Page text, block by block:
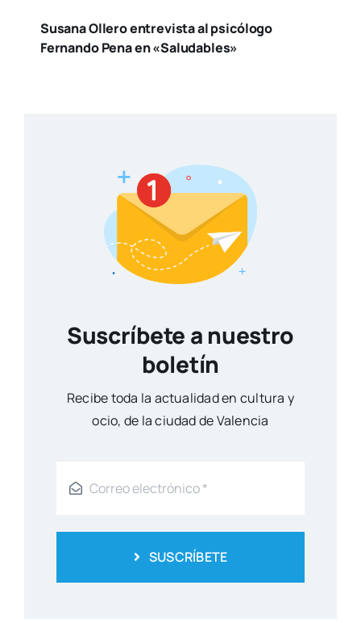
Susana Ollero entrevista al psicólogo
Fernando Pena en «Saludables»
Suscríbete a nuestro
boletín
Reci­be toda la actua­li­dad en cul­tu­ra y
ocio, de la ciu­dad de Valen­cia
SUSCRÍBETE